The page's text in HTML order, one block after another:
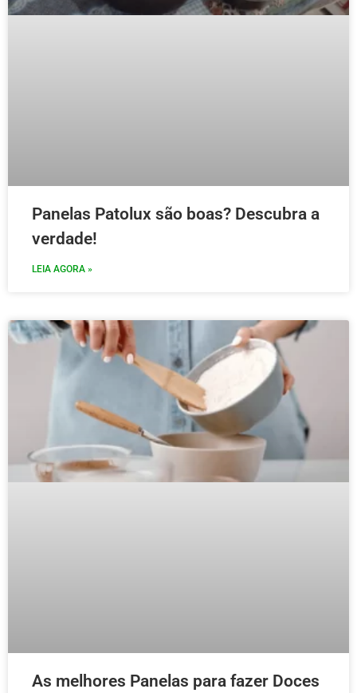
Panelas Patolux são boas? Descubra a
verdade!
LEIA AGORA »
As melhores Panelas para fazer Doces